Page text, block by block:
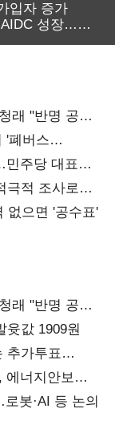
입자 증가
성장…
래 "반명 공세
'폐버스
주당 대표로
극적 조사로
없으면 '공수표'
래 "반명 공세
값 1909원
추가투표
에너지안보
봇·AI 등 논의